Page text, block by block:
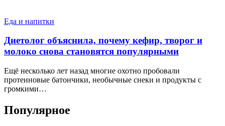
Еда и напитки
Диетолог объяснила, почему кефир, творог и
молоко снова становятся популярными
Ещё несколько лет назад многие охотно пробовали
протеиновые батончики, необычные снеки и продукты с
громкими…
Популярное